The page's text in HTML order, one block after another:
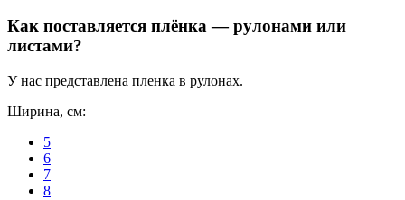
Как поставляется плёнка — рулонами или
листами?
У нас представлена пленка в рулонах.
Ширина, см:
5
6
7
8